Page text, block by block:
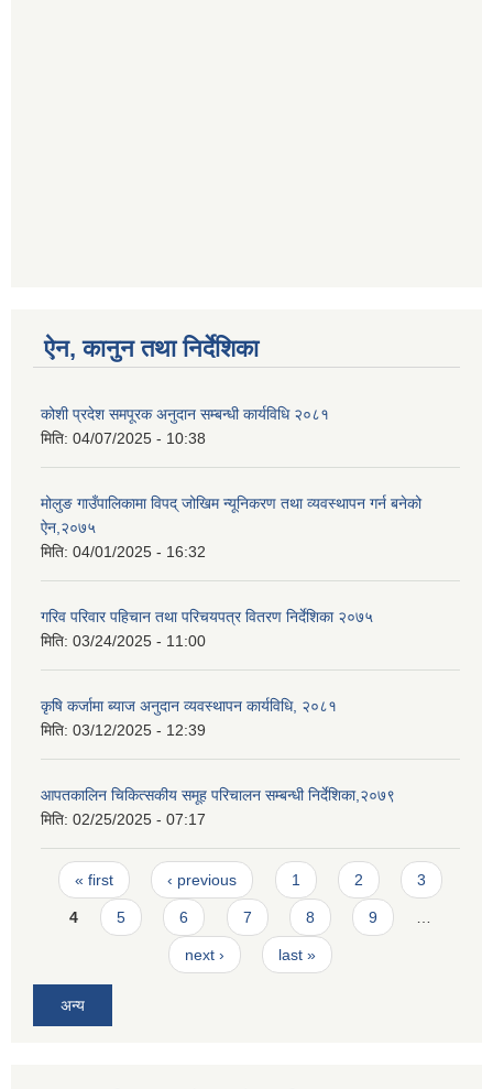
ऐन, कानुन तथा निर्देशिका
कोशी प्रदेश समपूरक अनुदान सम्बन्धी कार्यविधि २०८१
मिति: 04/07/2025 - 10:38
मोलुङ गाउँपालिकामा विपद् जोखिम न्यूनिकरण तथा व्यवस्थापन गर्न बनेको
ऐन,२०७५
मिति: 04/01/2025 - 16:32
गरिव परिवार पहिचान तथा परिचयपत्र वितरण निर्देशिका २०७५
मिति: 03/24/2025 - 11:00
कृषि कर्जामा ब्याज अनुदान व्यवस्थापन कार्यविधि, २०८१
मिति: 03/12/2025 - 12:39
आपतकालिन चिकित्सकीय समूह परिचालन सम्बन्धी निर्देशिका,२०७९
मिति: 02/25/2025 - 07:17
Pages
« first ‹ previous 1 2 3
4 5 6 7 8 9
next › last »
अन्य